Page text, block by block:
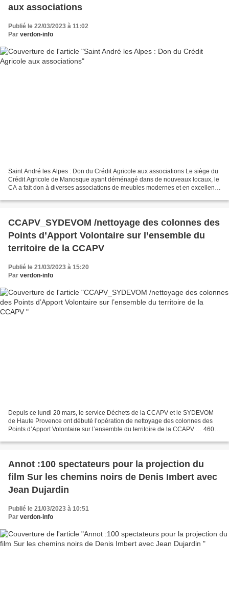
aux associations
Publié le 22/03/2023 à 11:02
Par verdon-info
Saint André les Alpes : Don du Crédit Agricole aux associations Le siège du
Crédit Agricole de Manosque ayant déménagé dans de nouveaux locaux, le
CA a fait don à diverses associations de meubles modernes et en excellent
CCAPV_SYDEVOM /nettoyage des colonnes des
Points d’Apport Volontaire sur l’ensemble du
territoire de la CCAPV
Publié le 21/03/2023 à 15:20
Par verdon-info
Depuis ce lundi 20 mars, le service Déchets de la CCAPV et le SYDEVOM
de Haute Provence ont débuté l’opération de nettoyage des colonnes des
Points d’Apport Volontaire sur l’ensemble du territoire de la CCAPV … 460
Annot :100 spectateurs pour la projection du
film Sur les chemins noirs de Denis Imbert avec
Jean Dujardin
Publié le 21/03/2023 à 10:51
Par verdon-info